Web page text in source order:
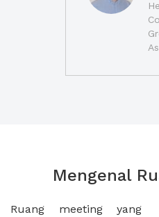
Mengenal
Ruang meeting yang
Ruang meeting juga